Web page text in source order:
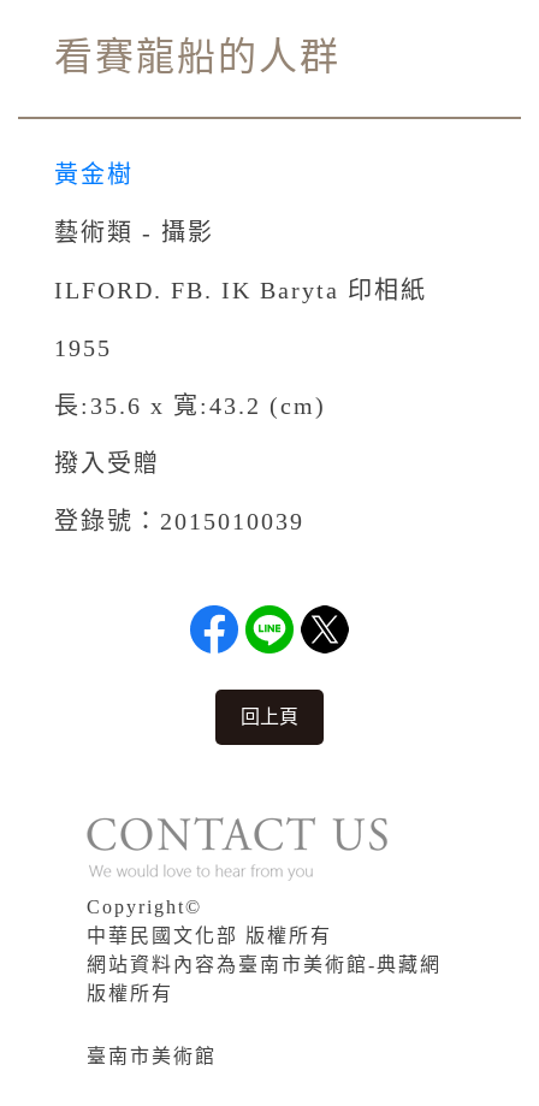
看賽龍船的人群
黃金樹
藝術類 - 攝影
ILFORD. FB. IK Baryta 印相紙
1955
長:35.6 x 寬:43.2 (cm)
撥入受贈
登錄號：2015010039
回上頁
Copyright©
中華民國文化部 版權所有
網站資料內容為臺南市美術館-典藏網
版權所有
臺南市美術館